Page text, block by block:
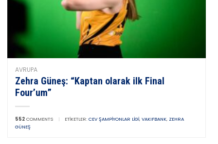
AVRUPA
Zehra Güneş: “Kaptan olarak ilk Final
Four’um”
552 COMMENTS | ETIKETLER: CEV ŞAMPIYONLAR LIGI, VAKIFBANK, ZEHRA
GÜNEŞ